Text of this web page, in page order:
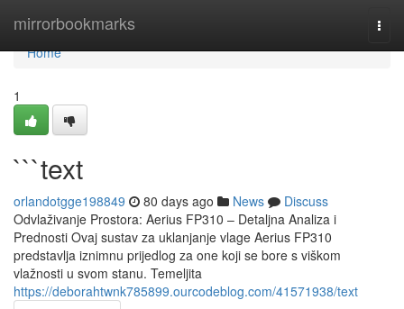
mirrorbookmarks
Home
Home
1
```text
orlandotgge198849 80 days ago News
Discuss
Odvlaživanje Prostora: Aerius FP310 – Detaljna Analiza i
Prednosti Ovaj sustav za uklanjanje vlage Aerius FP310
predstavlja iznimnu prijedlog za one koji se bore s viškom
vlažnosti u svom stanu. Temeljita
https://deborahtwnk785899.ourcodeblog.com/41571938/text